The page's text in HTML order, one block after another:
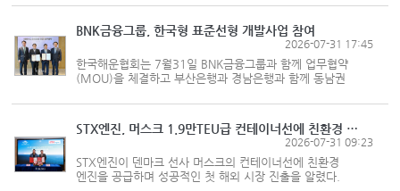
동력시스템 통합 성능평가 설비의 시운전에 성공했으며, 관련
조선해양기자재 기술개발의 초석...
BNK금융그룹, 한국형 표준선형 개발사업 참여
2026-07-31 17:45
한국해운협회는 7월31일 BNK금융그룹과 함께 업무협약
(MOU)을 체결하고 부산은행과 경남은행과 함께 동남권
협약을 계기로 두 기관은 ▲국내 해운기업 선박금융 확대 ▲
국내 표준선형 개발 촉진을 위...
STX엔진, 머스크 1.9만TEU급 컨테이너선에 친환경 엔진 공급
2026-07-31 09:23
STX엔진이 덴마크 선사 머스크의 컨테이너선에 친환경
엔진을 공급하며 성공적인 첫 해외 시장 진출을 알렸다.